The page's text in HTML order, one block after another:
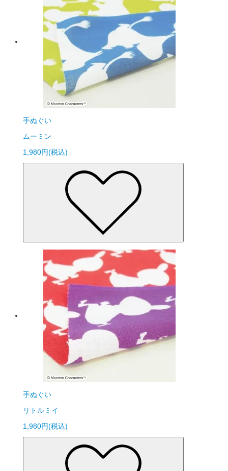
手ぬぐい
ムーミン
1,980円(税込)
手ぬぐい
リトルミイ
1,980円(税込)